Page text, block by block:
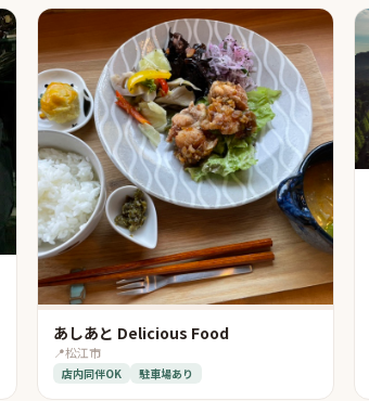
あしあと Delicious Food
📍松江市
店内同伴OK 駐車場あり